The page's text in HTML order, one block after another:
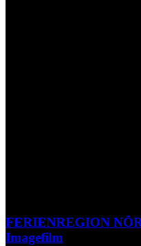
FERIENREGION
Imagefilm